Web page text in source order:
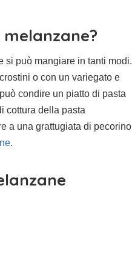
si può mangiare in tanti modi.
o con un variegato e
condire un piatto di pasta
cottura della pasta
a una grattugiata di pecorino
.